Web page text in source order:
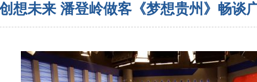
想未来 潘登岭做客《梦想贵州》畅谈